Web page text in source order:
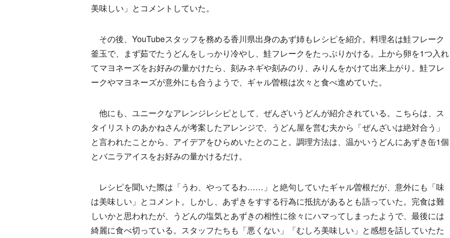
美味しい」とコメントしていた。
その後、YouTubeスタッフを務める香川県出身のあず姉もレシピを紹介。料理名は鮭フレーク
釜玉で、まず茹でたうどんをしっかり冷やし、鮭フレークをたっぷりかける。上から卵を1つ入れ
てマヨネーズをお好みの量かけたら、刻みネギや刻みのり、みりんをかけて出来上がり。鮭フレ
ークやマヨネーズが意外にも合うようで、ギャル曽根は次々と食べ進めていた。
他にも、ユニークなアレンジレシピとして、ぜんざいうどんが紹介されている。こちらは、ス
タイリストのあかねさんが考案したアレンジで、うどん屋を営む夫から「ぜんざいは絶対合う」
と言われたことから、アイデアをひらめいたとのこと。調理方法は、温かいうどんにあずき缶1個
とバニラアイスをお好みの量かけるだけ。
レシピを聞いた際は「うわ、やってるわ……」と絶句していたギャル曽根だが、意外にも「味
は美味しい」とコメント。しかし、あずきをすする行為に抵抗があるとも語っていた。完食は難
しいかと思われたが、うどんの塩気とあずきの相性に徐々にハマってしまったようで、最後には
綺麗に食べ切っている。スタッフたちも「悪くない」「むしろ美味しい」と感想を話していたた